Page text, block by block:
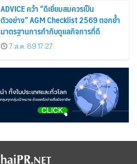
ADVICE คว้า “ดีเยี่ยมสมควรเป็น
ตัวอย่าง” AGM Checklist 2569 ตอกย้ำ
มาตรฐานการกำกับดูแลกิจการที่ดี
7 ส.ค. 69 17:27